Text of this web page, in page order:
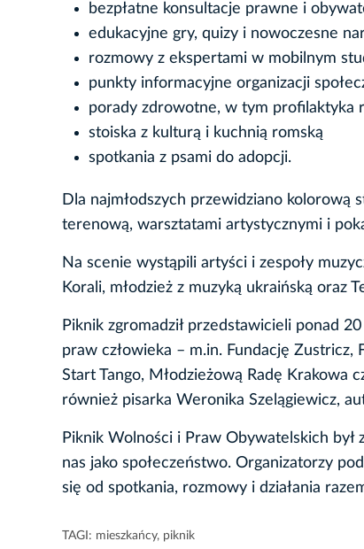
bezpłatne konsultacje prawne i
edukacyjne gry, quizy i nowoczesne
rozmowy z ekspertami w mobilnym
punkty informacyjne organizacji
porady zdrowotne, w tym profilaktyka
stoiska z kulturą i kuchnią romską
spotkania z psami do adopcji.
Dla najmłodszych przewidziano kolorową
terenową, warsztatami artystycznymi i
Na scenie wystąpili artyści i zespoły
Korali, młodzież z muzyką ukraińską oraz
Piknik zgromadził przedstawicieli ponad
praw człowieka – m.in. Fundację
Start Tango, Młodzieżową Radę Krakowa
również pisarka Weronika Szelągiewicz,
Piknik Wolności i Praw Obywatelskich
nas jako społeczeństwo. Organizatorzy
się od spotkania, rozmowy i działania
TAGI: mieszkańcy, piknik